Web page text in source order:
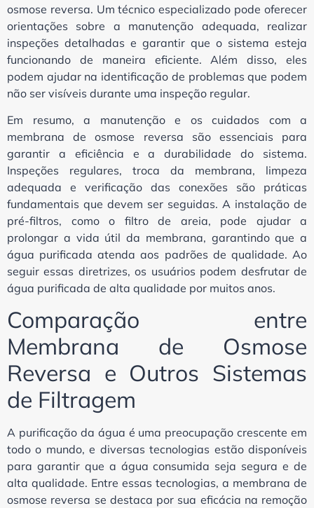
osmose reversa. Um técnico especializado pode oferecer
orientações sobre a manutenção adequada, realizar
inspeções detalhadas e garantir que o sistema esteja
funcionando de maneira eficiente. Além disso, eles
podem ajudar na identificação de problemas que podem
não ser visíveis durante uma inspeção regular.
Em resumo, a manutenção e os cuidados com a
membrana de osmose reversa são essenciais para
garantir a eficiência e a durabilidade do sistema.
Inspeções regulares, troca da membrana, limpeza
adequada e verificação das conexões são práticas
fundamentais que devem ser seguidas. A instalação de
pré-filtros, como o filtro de areia, pode ajudar a
prolongar a vida útil da membrana, garantindo que a
água purificada atenda aos padrões de qualidade. Ao
seguir essas diretrizes, os usuários podem desfrutar de
água purificada de alta qualidade por muitos anos.
Comparação entre
Membrana de Osmose
Reversa e Outros Sistemas
de Filtragem
A purificação da água é uma preocupação crescente em
todo o mundo, e diversas tecnologias estão disponíveis
para garantir que a água consumida seja segura e de
alta qualidade. Entre essas tecnologias, a membrana de
osmose reversa se destaca por sua eficácia na remoção